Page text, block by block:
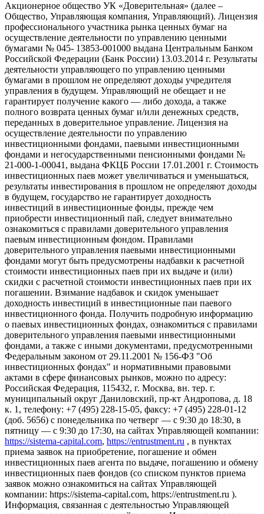
Акционерное общество УК «Доверительная» (далее –
Общество, Управляющая компания, Управляющий). Лицензия
профессионального участника рынка ценных бумаг на
осуществление деятельности по управлению ценными
бумагами № 045- 13853-001000 выдана Центральным Банком
Российской Федерации (Банк России) 13.03.2014 г. Результаты
деятельности управляющего по управлению ценными
бумагами в прошлом не определяют доходы учредителя
управления в будущем. Управляющий не обещает и не
гарантирует получение какого — либо дохода, а также
полного возврата ценных бумаг и/или денежных средств,
переданных в доверительное управление. Лицензия на
осуществление деятельности по управлению
инвестиционными фондами, паевыми инвестиционными
фондами и негосударственными пенсионными фондами №
21-000-1-00041, выдана ФКЦБ России 17.01.2001 г. Стоимость
инвестиционных паев может увеличиваться и уменьшаться,
результаты инвестирования в прошлом не определяют доходы
в будущем, государство не гарантирует доходность
инвестиций в инвестиционные фонды, прежде чем
приобрести инвестиционный пай, следует внимательно
ознакомиться с правилами доверительного управления
паевым инвестиционным фондом. Правилами
доверительного управления паевыми инвестиционными
фондами могут быть предусмотрены надбавки к расчетной
стоимости инвестиционных паев при их выдаче и (или)
скидки с расчетной стоимости инвестиционных паев при их
погашении. Взимание надбавок и скидок уменьшает
доходность инвестиций в инвестиционные паи паевого
инвестиционного фонда. Получить подробную информацию
о паевых инвестиционных фондах, ознакомиться с правилами
доверительного управления паевыми инвестиционными
фондами, а также с иными документами, предусмотренными
Федеральным законом от 29.11.2001 № 156-ФЗ "Об
инвестиционных фондах" и нормативными правовыми
актами в сфере финансовых рынков, можно по адресу:
Российская Федерация, 115432, г. Москва, вн. тер. г.
муниципальный округ Даниловский, пр-кт Андропова, д. 18
к. 1, телефону: +7 (495) 228-15-05, факсу: +7 (495) 228-01-12
(доб. 5656) с понедельника по четверг — c 9:30 до 18:30, в
пятницу — с 9:30 до 17:30, на сайтах Управляющей компании:
https://sistema-capital.com, https://entrustment.ru , в пунктах
приема заявок на приобретение, погашение и обмен
инвестиционных паев агента по выдаче, погашению и обмену
инвестиционных паев фондов (со списком пунктов приема
заявок можно ознакомиться на сайтах Управляющей
компании: https://sistema-capital.com, https://entrustment.ru ).
Информация, связанная с деятельностью Управляющей